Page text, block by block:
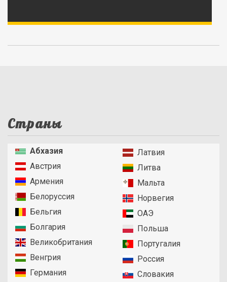
Страны
Абхазия
Австрия
Армения
Белоруссия
Бельгия
Болгария
Великобритания
Венгрия
Германия
Латвия
Литва
Мальта
Норвегия
ОАЭ
Польша
Португалия
Россия
Словакия